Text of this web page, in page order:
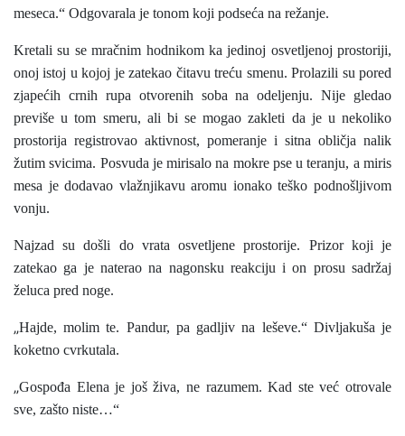
meseca.“ Odgovarala je tonom koji podseća na režanje.
Kretali su se mračnim hodnikom ka jedinoj osvetljenoj prostoriji,
onoj istoj u kojoj je zatekao čitavu treću smenu. Prolazili su pored
zjapećih crnih rupa otvorenih soba na odeljenju. Nije gledao
previše u tom smeru, ali bi se mogao zakleti da je u nekoliko
prostorija registrovao aktivnost, pomeranje i sitna obličja nalik
žutim svicima. Posvuda je mirisalo na mokre pse u teranju, a miris
mesa je dodavao vlažnjikavu aromu ionako teško podnošljivom
vonju.
Najzad su došli do vrata osvetljene prostorije. Prizor koji je
zatekao ga je naterao na nagonsku reakciju i on prosu sadržaj
želuca pred noge.
„Hajde, molim te. Pandur, pa gadljiv na leševe.“ Divljakuša je
koketno cvrkutala.
„Gospođa Elena je još živa, ne razumem. Kad ste već otrovale
sve, zašto niste…“